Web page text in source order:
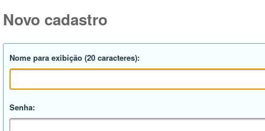
Novo cadastro
Nome para exibição (20 caracteres):
Senha: